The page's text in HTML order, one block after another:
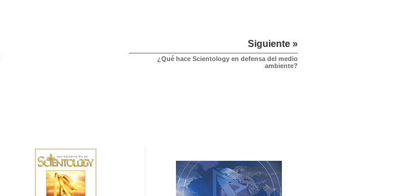
Siguiente »
¿Qué hace Scientology en defensa del medio
ambiente?